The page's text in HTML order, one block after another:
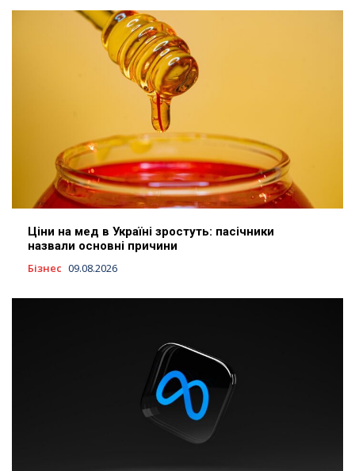
Ціни на мед в Україні зростуть: пасічники
назвали основні причини
Бізнес 09.08.2026